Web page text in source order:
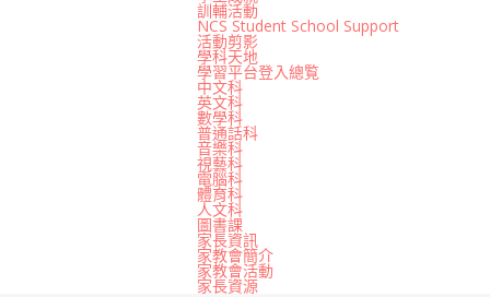
訓輔活動
NCS Student School Support
活動剪影
學科天地
學習平台登入總覧
中文科
英文科
數學科
普通話科
音樂科
視藝科
電腦科
體育科
人文科
圖書課
家長資訊
家教會簡介
家教會活動
家長資源